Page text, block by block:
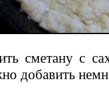
сметану с
добавить